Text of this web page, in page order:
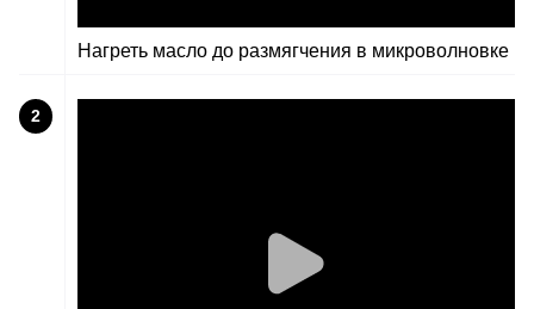
Нагреть масло до размягчения в микроволновке
2